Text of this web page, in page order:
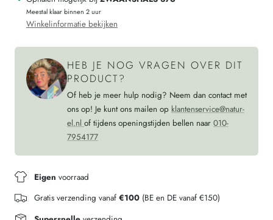
wol
biologische
Meestal klaar binnen 2 uur
Winkelinformatie bekijken
HEB JE NOG VRAGEN OVER DIT
PRODUCT?
Of heb je meer hulp nodig? Neem dan contact met
ons op! Je kunt ons mailen op klantenservice@natur-
el.nl of tijdens openingstijden bellen naar 010-
7954177
Eigen voorraad
Gratis verzending vanaf €100 (BE en DE vanaf €150)